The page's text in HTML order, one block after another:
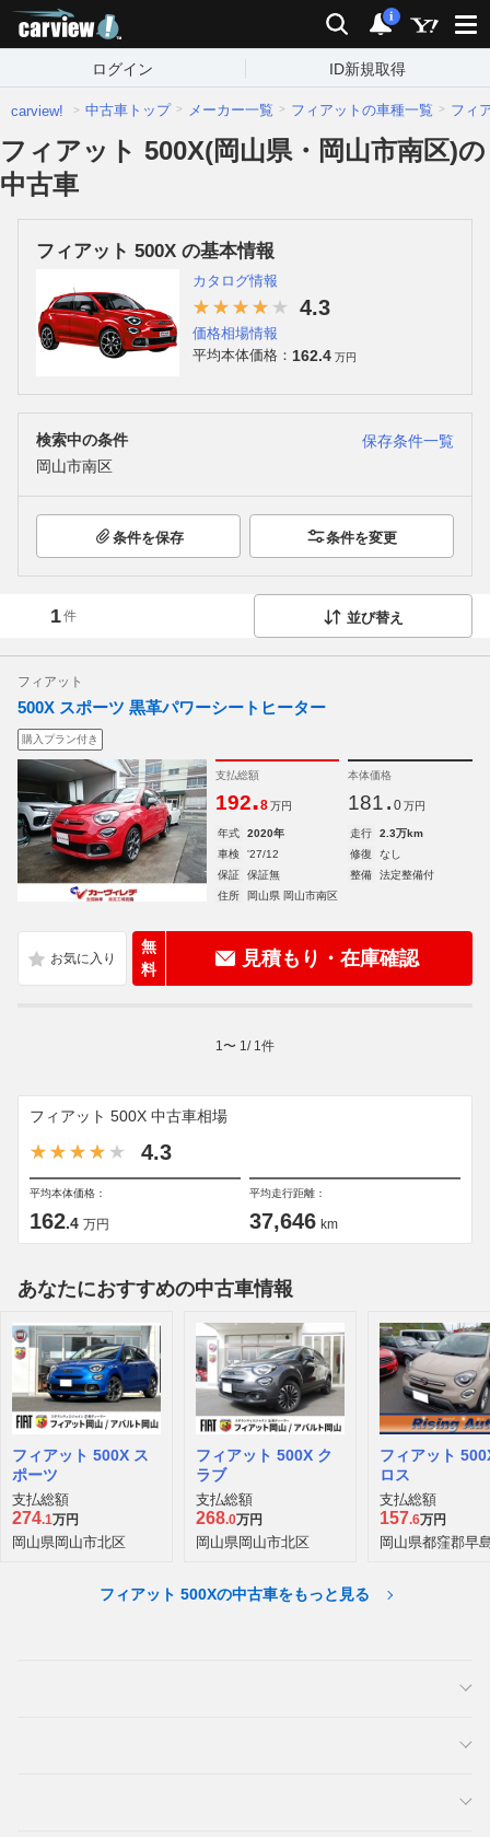
検索 通知
i
ログイン ID新規取得
carview! 中古車トップ メーカー一覧 フィアットの車種一覧 フィ
フィアット 500X(岡山県・岡山市南区)の
中古車
フィアット 500X の基本情報
カタログ情報
4.3
価格相場情報
平均本体価格： 162.4 万円
検索中の条件
保存条件一覧
岡山市南区
条件を保存 条件を変更
1件 並び替え
フィアット
500X スポーツ 黒革パワーシートヒーター
購入プラン付き
支払総額
192.8 万円
本体価格
181. 0 万円
年式 2020年 走行
2.3万km
車検
'27/12 修復
なし
保証
保証無 整備
法定整備付
住所
岡山県 岡山市南区
無
料
見積もり・在庫確認
1 〜 1 / 1 件
フィアット 500X 中古車相場
4.3
平均本体価格：
162.4 万円
平均走行距離：
37,646 km
あなたにおすすめの中古車情報
フィアット 500X ス
ポーツ
支払総額
274.1万円
岡山県岡山市北区
フィアット 500X ク
ラブ
支払総額
268.0万円
岡山県岡山市北区
フィアット
ロス
支払総額
157.6万円
岡山県都窪郡早
フィアット 500Xの中古車をもっと見る